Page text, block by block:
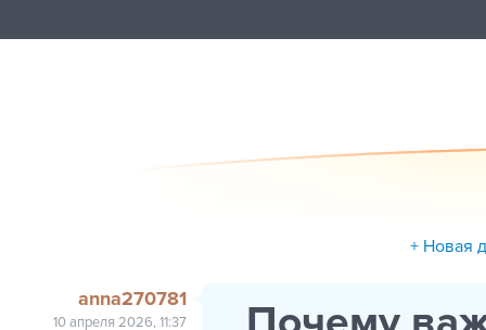
+ Новая
anna270781
10 апреля 2026, 11:37